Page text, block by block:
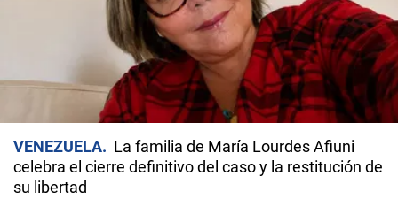
VENEZUELA
La familia de María Lourdes Afiuni
celebra el cierre definitivo del caso y la restitución de
su libertad